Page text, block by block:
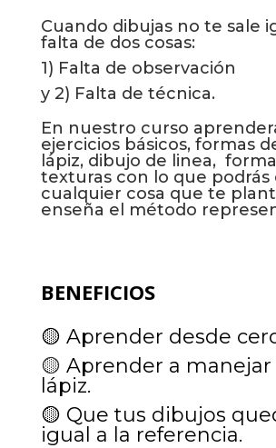
Cuando dibujas no te sale
falta de dos cosas:
1) Falta de observación
y 2) Falta de técnica.
En nuestro curso a
ejercicios básicos, formas
lápiz, dibujo de linea,
texturas con lo que podrás
cualquier cosa que te
enseña el método
BENEFICIOS
🟡 Aprender desde
🟡 Aprender a manejar
lápiz.
🟡 Que tus dibujos
igual a la referencia.